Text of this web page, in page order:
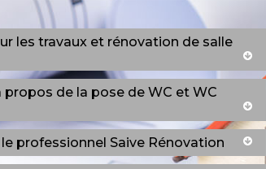
les travaux et rénovation de salle
de la pose de WC et WC
professionnel Saive Rénovation